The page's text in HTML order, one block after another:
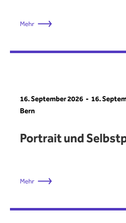
Mehr
16. September 2026
16.
Bern
Portrait und
Mehr